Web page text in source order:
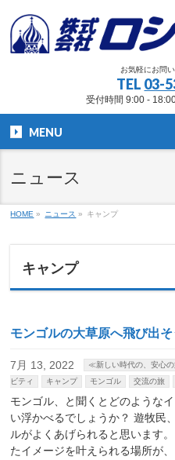
お気軽にお問
TEL 03-
受付時間 9:00 -
MENU
ニュース
HOME » ニュース » キャンプ
キャンプ
モンゴルの大草原へ飛び出そ
7月 13, 2022 ≪新しい時代の、安心
ビティ
キャンプ モンゴル 交流の旅
モンゴル、と聞くとどのような
い浮かべるでしょうか？ 遊牧民
ルがよくあげられると思います
たイメージを叶えられる場所が